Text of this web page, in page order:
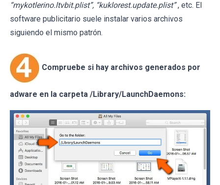
“mykotlerino.ltvbit.plist”, “kuklorest.update.plist” , etc. El
software publicitario suele instalar varios archivos
siguiendo el mismo patrón.
Compruebe si hay archivos generados por
adware en la carpeta /Library/LaunchDaemons: